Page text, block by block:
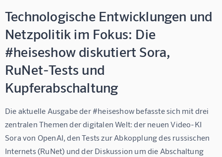
Technologische Entwicklungen und
Netzpolitik im Fokus: Die
#heiseshow diskutiert Sora,
RuNet-Tests und
Kupferabschaltung
Die aktuelle Ausgabe der #heiseshow befasste sich mit drei
zentralen Themen der digitalen Welt: der neuen Video-KI
Sora von OpenAI, den Tests zur Abkopplung des russischen
Internets (RuNet) und der Diskussion um die Abschaltung